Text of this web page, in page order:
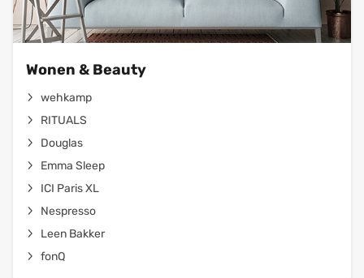
Wonen & Beauty
wehkamp
RITUALS
Douglas
Emma Sleep
ICI Paris XL
Nespresso
Leen Bakker
fonQ